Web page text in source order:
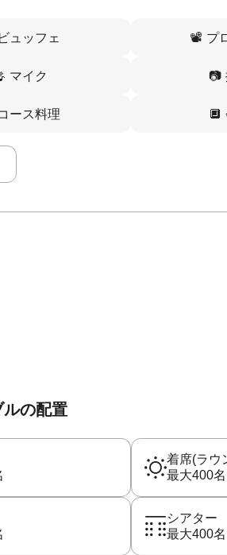
ビュッフェ 📽️ プ
マイク 📷
ース料理 🔲
の配置
着席(ラウ
最大400名
シアター
最大400名